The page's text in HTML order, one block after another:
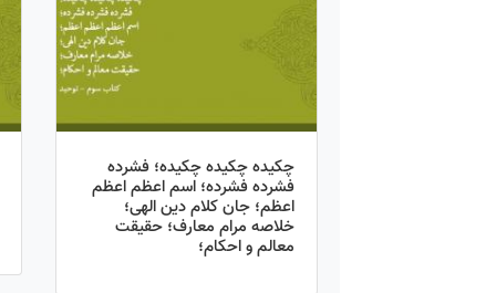
چکیده چکیده چکیده؛ فشرده
فشرده فشرده؛ اسم اعظم اعظم
اعظم؛ جان کلام دین الهی؛
خلاصه مرام معارف؛ حقیقت
معالم و احکام؛